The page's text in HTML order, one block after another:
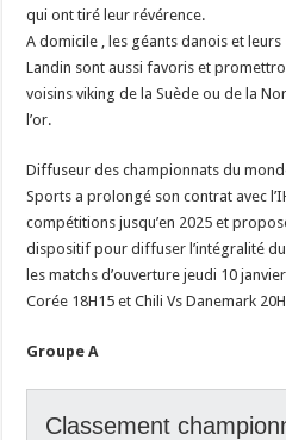
qui ont tiré leur révérence.
A domicile , les géants danois et leurs
Landin sont aussi favoris et
voisins viking de la Suède ou de la
l’or.
Diffuseur des championnats du
Sports a prolongé son contrat avec
compétitions jusqu’en 2025 et
dispositif pour diffuser l’intégralité
les matchs d’ouverture jeudi 10
Corée 18H15 et Chili Vs Danemark
Groupe A
Classement